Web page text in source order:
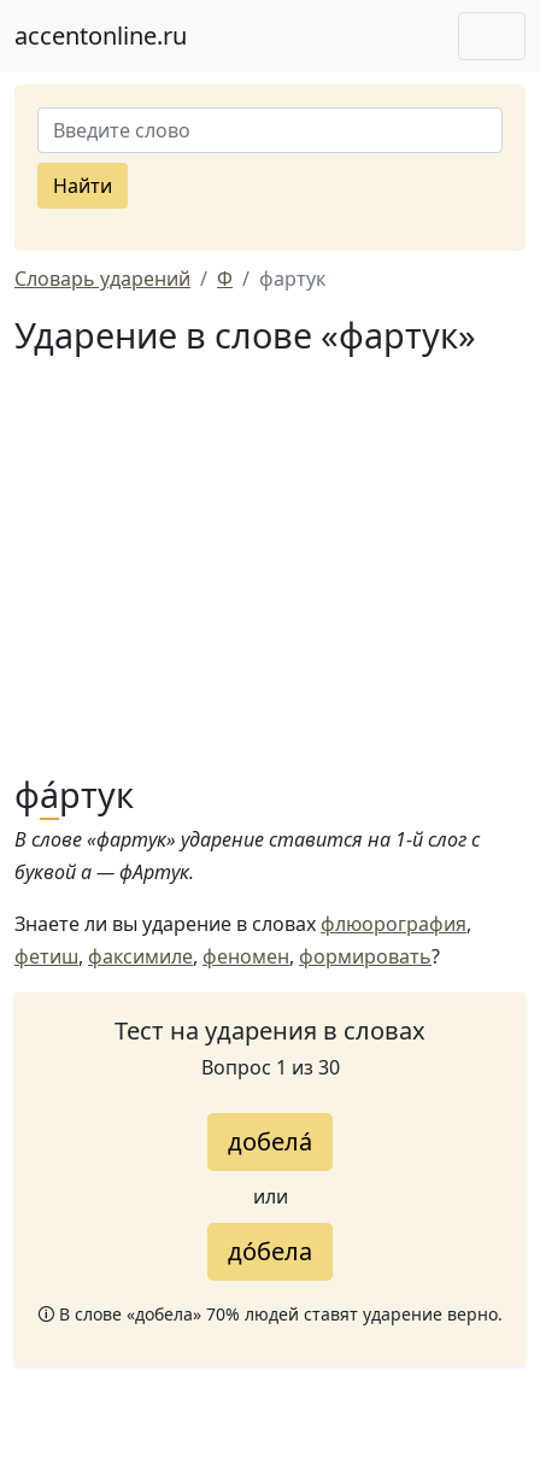
accentonline.ru
Найти
Словарь ударений Ф фартук
Ударение в слове «фартук»
фа́ртук
В слове «фартук» ударение ставится на 1-й слог с
буквой а — фАртук.
Знаете ли вы ударение в словах флюорография,
фетиш, факсимиле, феномен, формировать?
Тест на ударения в словах
Вопрос 1 из 30
добела́
или
до́бела
🛈 В слове «добела» 70% людей ставят ударение верно.